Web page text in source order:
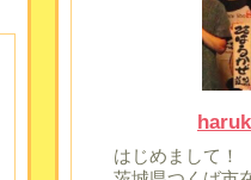
はじめまして！